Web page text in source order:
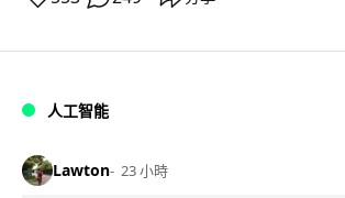
人工智能
Lawton 23 小時